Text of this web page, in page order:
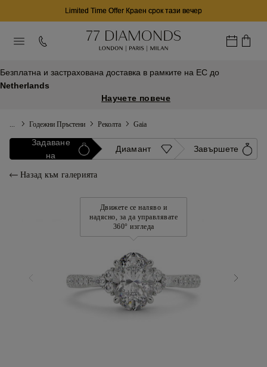
Limited Time Offer Краен срок тази вечер
Безплатна и застрахована доставка в рамките на ЕС до
Netherlands
Научете повече
Годежни Пръстени Реколта Gaia
Задаване
на
Диамант Завършете
Назад към галерията
Движете се наляво и
надясно, за да управлявате
360° изгледа